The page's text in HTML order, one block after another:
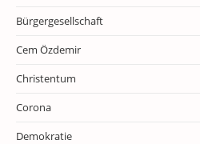
Bürgergesellschaft
Cem Özdemir
Christentum
Corona
Demokratie